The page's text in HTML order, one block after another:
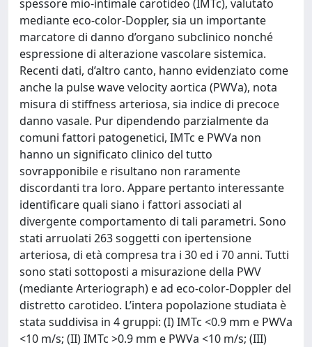
spessore mio-intimale carotideo (IMTc), valutato
mediante eco-color-Doppler, sia un importante
marcatore di danno d’organo subclinico nonché
espressione di alterazione vascolare sistemica.
Recenti dati, d’altro canto, hanno evidenziato come
anche la pulse wave velocity aortica (PWVa), nota
misura di stiffness arteriosa, sia indice di precoce
danno vasale. Pur dipendendo parzialmente da
comuni fattori patogenetici, IMTc e PWVa non
hanno un significato clinico del tutto
sovrapponibile e risultano non raramente
discordanti tra loro. Appare pertanto interessante
identificare quali siano i fattori associati al
divergente comportamento di tali parametri. Sono
stati arruolati 263 soggetti con ipertensione
arteriosa, di età compresa tra i 30 ed i 70 anni. Tutti
sono stati sottoposti a misurazione della PWV
(mediante Arteriograph) e ad eco-color-Doppler del
distretto carotideo. L’intera popolazione studiata è
stata suddivisa in 4 gruppi: (I) IMTc <0.9 mm e PWVa
<10 m/s; (II) IMTc >0.9 mm e PWVa <10 m/s; (III)